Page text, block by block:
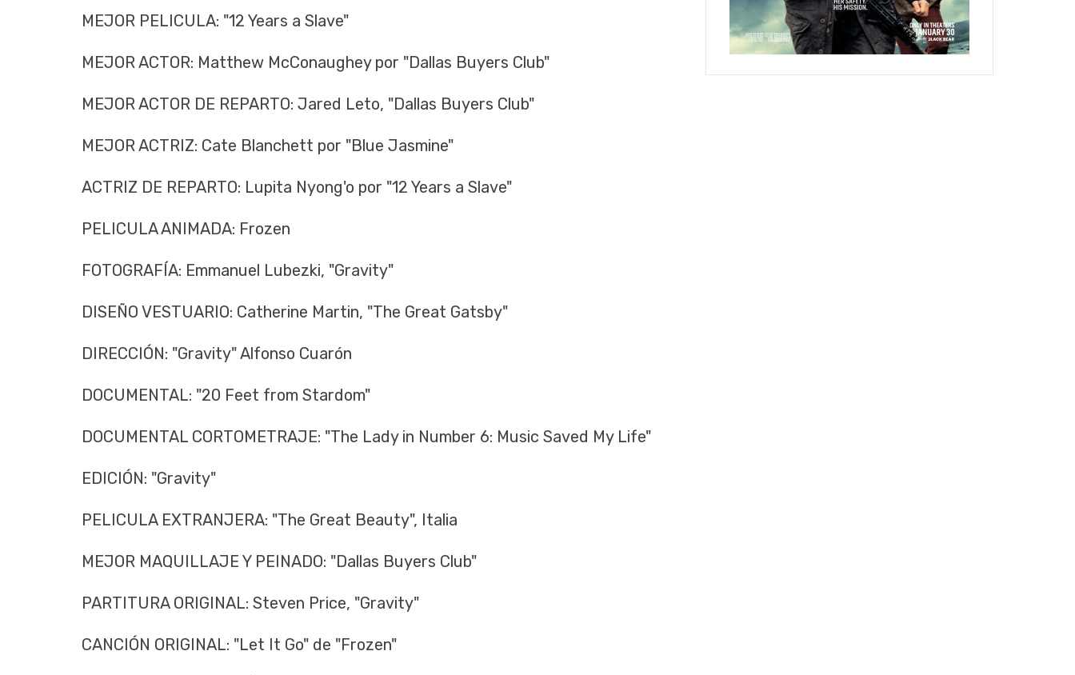
MEJOR PELICULA: "12 Years a Slave"
MEJOR ACTOR: Matthew McConaughey por "Dallas Buyers Club"
MEJOR ACTOR DE REPARTO: Jared Leto, "Dallas Buyers Club"
MEJOR ACTRIZ: Cate Blanchett por "Blue Jasmine"
ACTRIZ DE REPARTO: Lupita Nyong'o por "12 Years a Slave"
PELICULA ANIMADA: Frozen
FOTOGRAFÍA: Emmanuel Lubezki, "Gravity"
DISEÑO VESTUARIO: Catherine Martin, "The Great Gatsby"
DIRECCIÓN: "Gravity" Alfonso Cuarón
DOCUMENTAL: "20 Feet from Stardom"
DOCUMENTAL CORTOMETRAJE: "The Lady in Number 6: Music Saved My Life"
EDICIÓN: "Gravity"
PELICULA EXTRANJERA: "The Great Beauty", Italia
MEJOR MAQUILLAJE Y PEINADO: "Dallas Buyers Club"
PARTITURA ORIGINAL: Steven Price, "Gravity"
CANCIÓN ORIGINAL: "Let It Go" de "Frozen"